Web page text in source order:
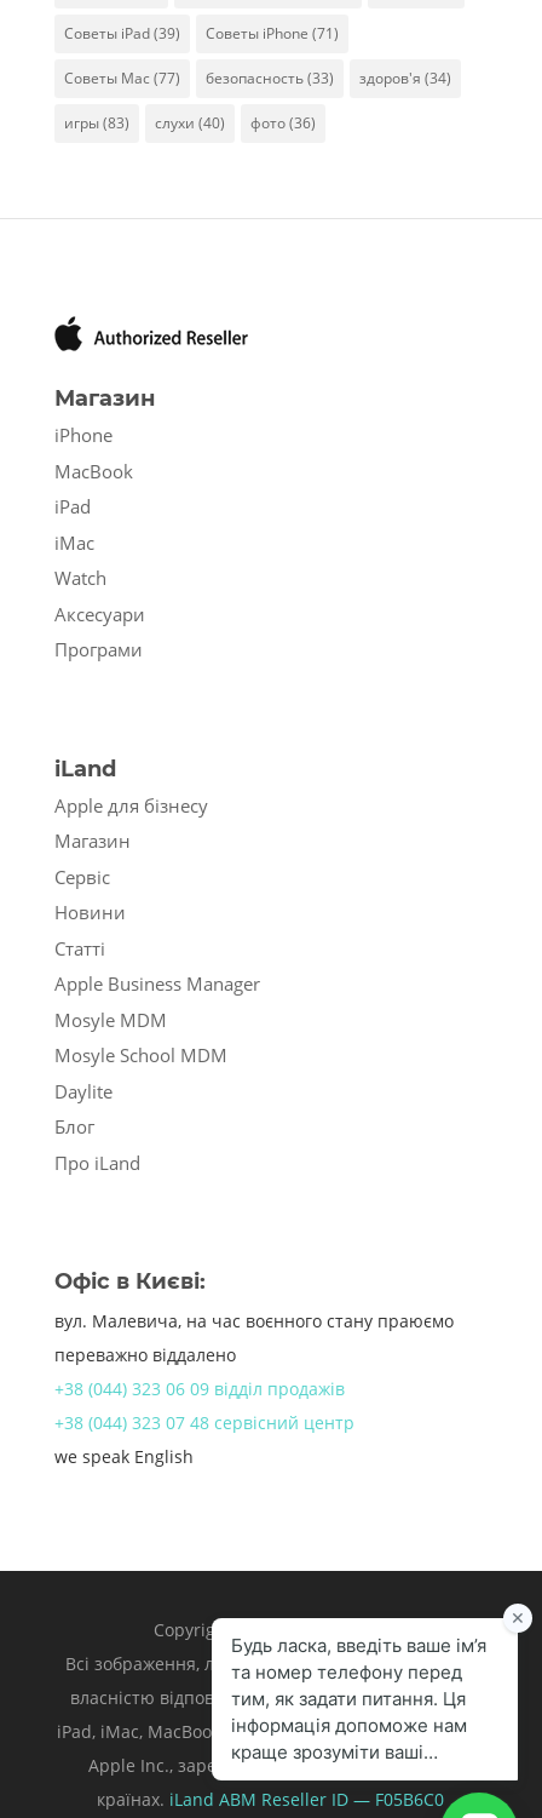
Советы iPad(39) Советы iPhone (71)
Советы Mac (77) безопасность(33) здоров'я (34)
игры(83) слухи (40) фото(36)
Магазин
iPhone
MacBook
iPad
iMac
Watch
Аксесуари
Програми
iLand
Apple для бізнесу
Магазин
Сервіс
Новини
Статті
Apple Business Manager
Mosyle MDM
Mosyle School MDM
Daylite
Блог
Про iLand
Офіс в Києві:
вул. Малевича, на час воєнного стану праюємо
переважно віддалено
+38 (044) 323 06 09 відділ продажів
+38 (044) 323 07 48 сервісний центр
we speak English
Copyright 1998 – 2024 iLand.
Всі зображення, логотипи та торгівельні марки є
власністю відповідних власників. Apple, iPhone,
iPad, iMac, MacBook, Mac є торгівельними марками
Apple Inc., зареєстрованими у U.S. та інших
країнах. iLand ABM Reseller ID — F05B6C0